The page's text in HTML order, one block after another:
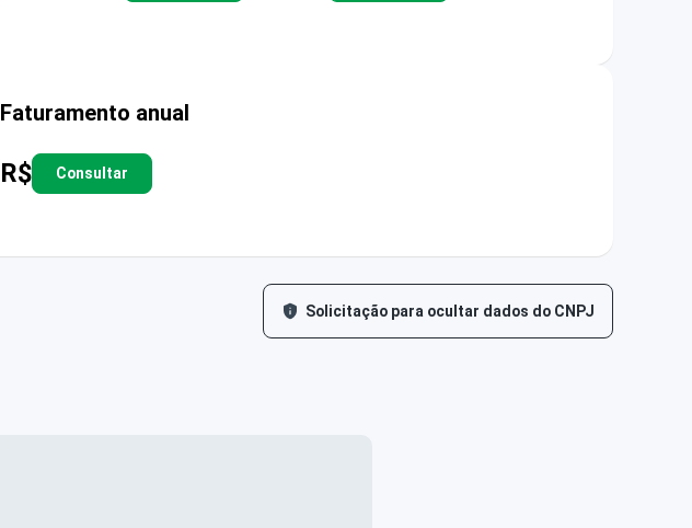
Faturamento anual
R$ Consultar
Solicitação para ocultar dados do CNPJ